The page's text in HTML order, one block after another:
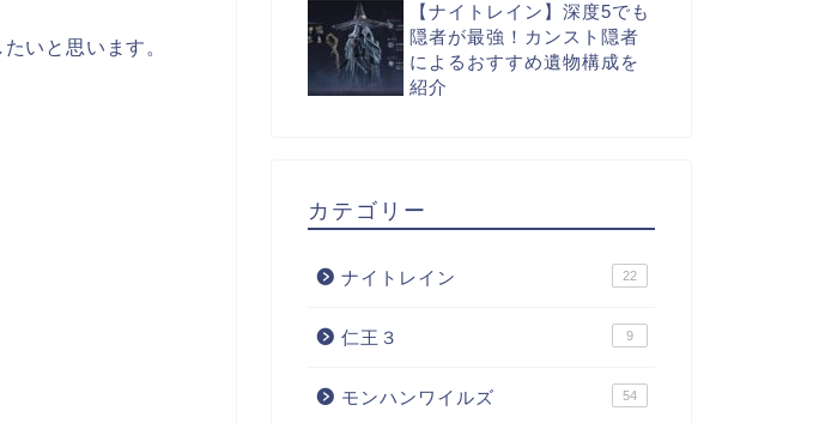
いと思います。
【ナイトレイン】深度5でも
隠者が最強！カンスト隠者
によるおすすめ遺物構成を
紹介
カテゴリー
ナイトレイン 22
仁王３ 9
モンハンワイルズ 54